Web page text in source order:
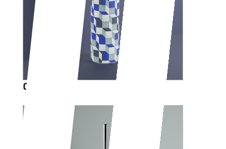
CUBIK